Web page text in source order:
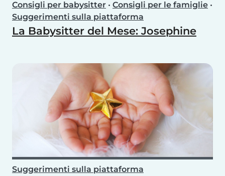
Consigli per babysitter • Consigli per le famiglie •
Suggerimenti sulla piattaforma
La Babysitter del Mese: Josephine
Suggerimenti sulla piattaforma